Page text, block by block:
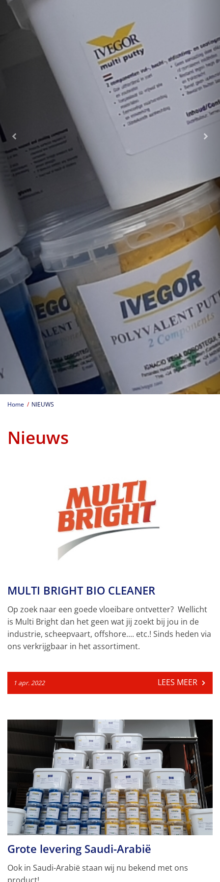
Home NIEUWS
Nieuws
MULTI BRIGHT BIO CLEANER
Op zoek naar een goede vloeibare ontvetter? Wellicht
is Multi Bright dan het geen wat jij zoekt bij jou in de
industrie, scheepvaart, offshore.... etc.! Sinds heden via
ons verkrijgbaar in het assortiment.
1 apr. 2022 LEES MEER
Grote levering Saudi-Arabië
Ook in Saudi-Arabië staan wij nu bekend met ons